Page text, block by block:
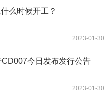
么时候开工？
2023-01-30
CD007今日发布发行公告
2023-01-30